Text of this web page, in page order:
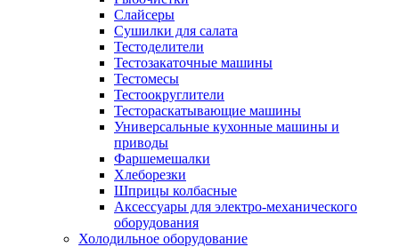
Слайсеры
Сушилки для салата
Тестоделители
Тестозакаточные машины
Тестомесы
Тестоокруглители
Тестораскатывающие машины
Универсальные кухонные машины и
приводы
Фаршемешалки
Хлеборезки
Шприцы колбасные
Аксессуары для электро-механического
оборудования
Холодильное оборудование